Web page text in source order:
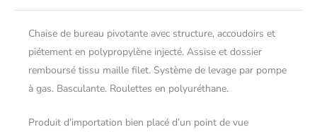
Chaise de bureau pivotante avec structure, accoudoirs et
piétement en polypropylène injecté. Assise et dossier
remboursé tissu maille filet. Système de levage par pompe
à gas. Basculante. Roulettes en polyuréthane.
Produit d’importation bien placé d’un point de vue